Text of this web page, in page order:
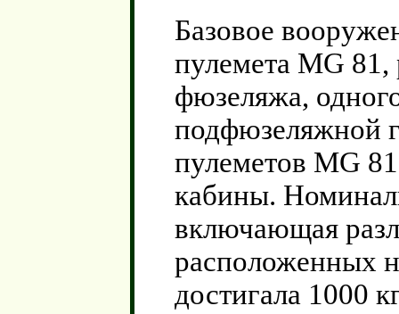
Базовое
пулемета MG 81,
фюзеляжа,
подфюзеляжной
пулеметов MG
кабины.
включающая
расположенных
достигала 1000